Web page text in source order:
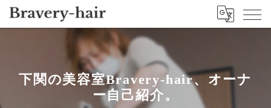
下関の美容室Bravery-hair、オーナ
ー自己紹介。